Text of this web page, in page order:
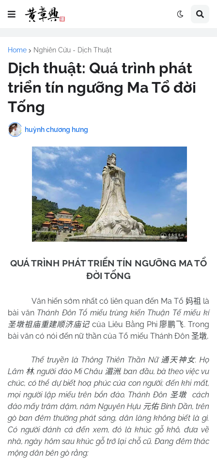
Home Nghiên Cứu - Dịch Thuật
Dịch thuật: Quá trình phát
triển tín ngưỡng Ma Tổ đời
Tống
huỳnh chương hưng
QUÁ TRÌNH PHÁT TRIỂN TÍN NGƯỠNG MA TỔ
ĐỜI TỐNG
Văn hiến sớm nhất có liên quan đến Ma Tổ 妈祖 là
bài văn Thánh Đôn Tổ miếu trùng kiến Thuận Tế miếu kí
圣墩祖庙重建顺济庙记của Liêu Bằng Phi 廖鹏飞. Trong
bài văn có nói đến nữ thần của Tổ miếu Thánh Đôn 圣墩,
Thế truyền là Thông Thiên Thần Nữ 通天神女. Họ
Lâm 林, người đảo Mi Châu 湄洲, ban đầu, bà theo việc vu
chúc, có thể dự biết hoạ phúc của con người; đến khi mất,
mọi người lập miếu trên bổn đảo. Thánh Đôn 圣墩
cách
đảo mấy trăm dặm, năm Nguyên Hựu 元佑 Bính Dần, trên
gò ban đêm thường phát sáng, dân làng không biết là gì.
Có người đánh cá đến xem, đó là khúc gỗ khô, đưa về
nhà, ngày hôm sau khúc gỗ trở lại chỗ cũ. Đang đêm thác
mộng dân bên gò rằng: